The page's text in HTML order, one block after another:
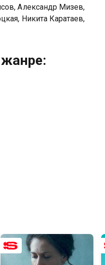
Александр Мизев,
Никита Каратаев,